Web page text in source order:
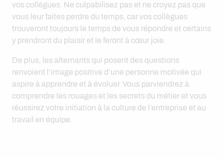
vos collègues. Ne culpabilisez pas et ne croyez pas que
vous leur faites perdre du temps, car vos collègues
trouveront toujours le temps de vous répondre et certains
y prendront du plaisir et le feront à cœur joie.
De plus, les alternants qui posent des questions
renvoient l’image positive d’une personne motivée qui
aspire à apprendre et à évoluer. Vous parviendrez à
comprendre les rouages et les secrets du métier et vous
réussirez votre initiation à la culture de l’entreprise et au
travail en équipe.